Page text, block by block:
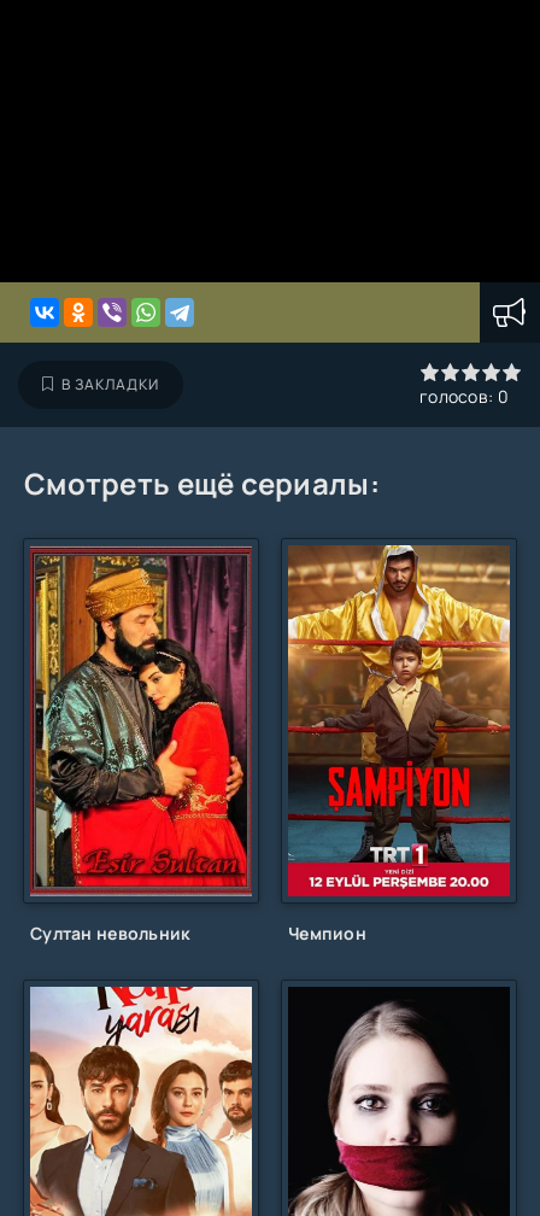
В ЗАКЛАДКИ
голосов: 0
Смотреть ещё сериалы:
Султан невольник Чемпион